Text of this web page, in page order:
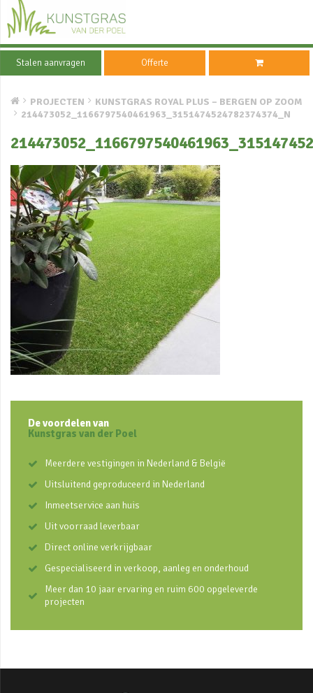
Stalen aanvragen Offerte
PROJECTEN
KUNSTGRAS ROYAL PLUS – BERGEN OP ZOOM
214473052_1166797540461963_3151474524782374374_N
De voordelen van
Kunstgras van der Poel
Meerdere vestigingen in Nederland & België
Uitsluitend geproduceerd in Nederland
Inmeetservice aan huis
Uit voorraad leverbaar
Direct online verkrijgbaar
Gespecialiseerd in verkoop, aanleg en onderhoud
Meer dan 10 jaar ervaring en ruim 600 opgeleverde
projecten